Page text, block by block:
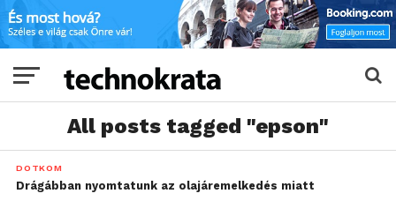
All posts tagged "epson"
DOTKOM
Drágábban nyomtatunk az olajáremelkedés miatt